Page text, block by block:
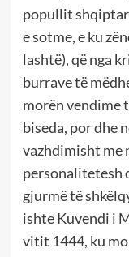
popullit
e sotme, e ku
lashtë), që nga
burrave të
morën vendime
biseda, por dhe
vazhdimisht me
personalitetesh
gjurmë të
ishte Kuvendi i
vitit 1444, ku